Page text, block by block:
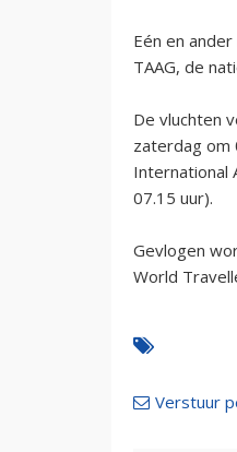
Eén en
TAAG, de
De vluchten
zaterdag om
International
07.15 uur).
Gevlogen
World
Verstuur